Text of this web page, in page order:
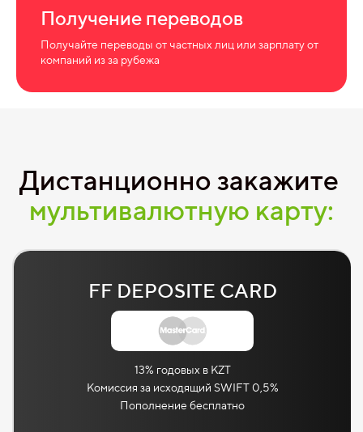
Получение переводов
Получайте переводы от частных лиц или зарплату от
компаний из за рубежа
Дистанционно закажите
мультивалютную карту:
FF DEPOSITE CARD
13% годовых в KZT
Комиссия за исходящий SWIFT 0,5%
Пополнение бесплатно